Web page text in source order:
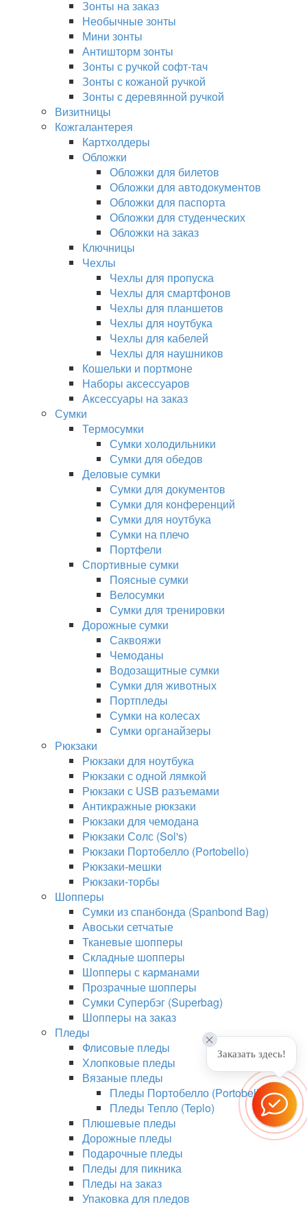
Зонты на заказ
Необычные зонты
Мини зонты
Антишторм зонты
Зонты с ручкой софт-тач
Зонты с кожаной ручкой
Зонты с деревянной ручкой
Визитницы
Кожгалантерея
Картхолдеры
Обложки
Обложки для билетов
Обложки для автодокументов
Обложки для паспорта
Обложки для студенческих
Обложки на заказ
Ключницы
Чехлы
Чехлы для пропуска
Чехлы для смартфонов
Чехлы для планшетов
Чехлы для ноутбука
Чехлы для кабелей
Чехлы для наушников
Кошельки и портмоне
Наборы аксессуаров
Аксессуары на заказ
Сумки
Термосумки
Сумки холодильники
Сумки для обедов
Деловые сумки
Сумки для документов
Сумки для конференций
Сумки для ноутбука
Сумки на плечо
Портфели
Спортивные сумки
Поясные сумки
Велосумки
Сумки для тренировки
Дорожные сумки
Саквояжи
Чемоданы
Водозащитные сумки
Сумки для животных
Портпледы
Сумки на колесах
Сумки органайзеры
Рюкзаки
Рюкзаки для ноутбука
Рюкзаки с одной лямкой
Рюкзаки с USB разъемами
Антикражные рюкзаки
Рюкзаки для чемодана
Рюкзаки Солс (Sol's)
Рюкзаки Портобелло (Portobello)
Рюкзаки-мешки
Рюкзаки-торбы
Шопперы
Сумки из спанбонда (Spanbond Bag)
Авоськи сетчатые
Тканевые шопперы
Складные шопперы
Шопперы с карманами
Прозрачные шопперы
Сумки Супербэг (Superbag)
Шопперы на заказ
Пледы
Флисовые пледы
Хлопковые пледы
Вязаные пледы
Пледы Портобелло (Portobello)
Пледы Тепло (Teplo)
Плюшевые пледы
Дорожные пледы
Подарочные пледы
Пледы для пикника
Пледы на заказ
Упаковка для пледов
Заказать здесь!